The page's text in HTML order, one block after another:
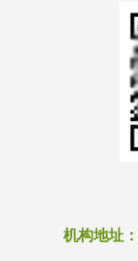
机构地址：